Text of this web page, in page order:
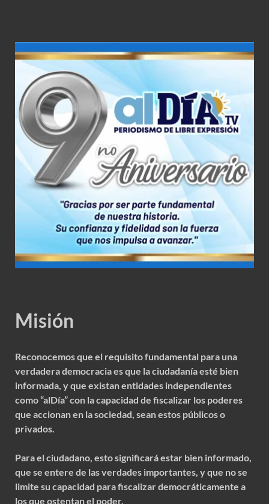
Misión
Reconocemos que el requisito fundamental para una
verdadera democracia es que la ciudadanía esté bien
informada, y que existan entidades independientes
como “alDía” con la capacidad de fiscalizar los poderes
que accionan en la sociedad, sean estos públicos o
privados.
Para el ciudadano, esto significará estar bien informado,
que se entere de las verdades importantes, y que no se
limite su capacidad para fiscalizar democráticamente a
los que ostentan el poder.